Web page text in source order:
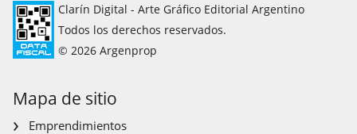
Clarín Digital - Arte Gráfico Editorial Argentino
Todos los derechos reservados.
© 2026 Argenprop
Mapa de sitio
Emprendimientos